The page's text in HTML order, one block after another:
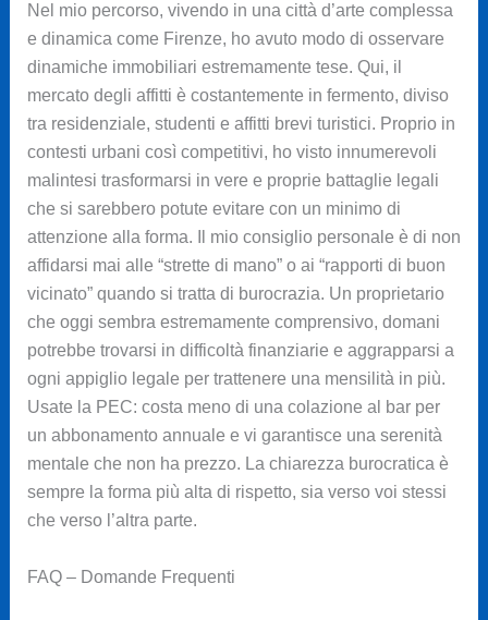
Nel mio percorso, vivendo in una città d’arte complessa
e dinamica come Firenze, ho avuto modo di osservare
dinamiche immobiliari estremamente tese. Qui, il
mercato degli affitti è costantemente in fermento, diviso
tra residenziale, studenti e affitti brevi turistici. Proprio in
contesti urbani così competitivi, ho visto innumerevoli
malintesi trasformarsi in vere e proprie battaglie legali
che si sarebbero potute evitare con un minimo di
attenzione alla forma. Il mio consiglio personale è di non
affidarsi mai alle “strette di mano” o ai “rapporti di buon
vicinato” quando si tratta di burocrazia. Un proprietario
che oggi sembra estremamente comprensivo, domani
potrebbe trovarsi in difficoltà finanziarie e aggrapparsi a
ogni appiglio legale per trattenere una mensilità in più.
Usate la PEC: costa meno di una colazione al bar per
un abbonamento annuale e vi garantisce una serenità
mentale che non ha prezzo. La chiarezza burocratica è
sempre la forma più alta di rispetto, sia verso voi stessi
che verso l’altra parte.
FAQ – Domande Frequenti